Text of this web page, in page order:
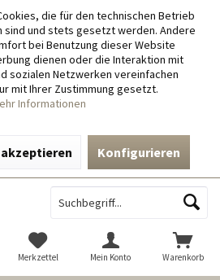
die für den technischen Betrieb
und stets gesetzt werden. Andere
bei Benutzung dieser Website
dienen oder die Interaktion mit
sozialen Netzwerken vereinfachen
mit Ihrer Zustimmung gesetzt.
Informationen
Konfigurieren
Warenkorb
Merkzettel Mein Konto